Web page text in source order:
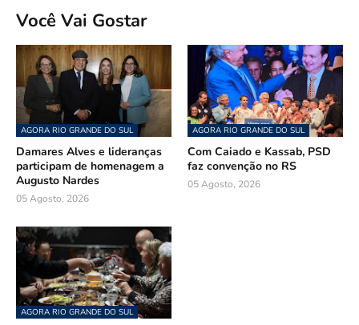
Você Vai Gostar
AGORA RIO GRANDE DO SUL
Damares Alves e lideranças
participam de homenagem a
Augusto Nardes
05 Agosto, 2026
AGORA RIO GRANDE DO SUL
Com Caiado e Kassab, PSD
faz convenção no RS
05 Agosto, 2026
AGORA RIO GRANDE DO SUL